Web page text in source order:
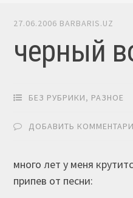
27.06.2006 BARBARIS.UZ
черный
БЕЗ РУБРИКИ, РАЗНОЕ
ДОБАВИТЬ
много лет у меня
припев от песни: